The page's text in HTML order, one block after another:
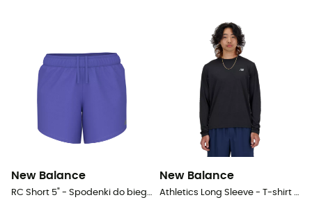
New Balance
RC Short 5" - Spodenki do biegania damskie
New Balance
Athletics Long Sleeve - T-shirt meski